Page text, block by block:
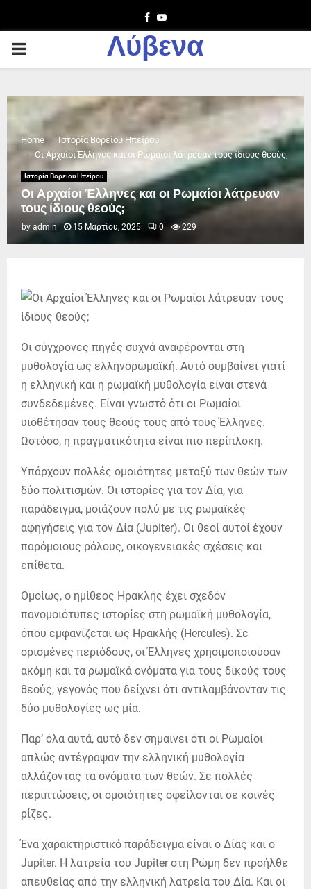
Facebook
Youtube
PRIMARY
Λύβενα
Home
Ιστορία Βορείου Ηπείρου
Οι Αρχαίοι Έλληνες και οι Ρωμαίοι λάτρευαν τους ίδιους θεούς;
Ιστορία Βορείου Ηπείρου
Οι Αρχαίοι Έλληνες και οι Ρωμαίοι λάτρευαν
τους ίδιους θεούς;
by admin 15 Μαρτίου, 2025 0 229
Οι σύγχρονες πηγές συχνά αναφέρονται στη
μυθολογία ως ελληνορωμαϊκή. Αυτό συμβαίνει γιατί
η ελληνική και η ρωμαϊκή μυθολογία είναι στενά
συνδεδεμένες. Είναι γνωστό ότι οι Ρωμαίοι
υιοθέτησαν τους θεούς τους από τους Έλληνες.
Ωστόσο, η πραγματικότητα είναι πιο περίπλοκη.
Υπάρχουν πολλές ομοιότητες μεταξύ των θεών των
δύο πολιτισμών. Οι ιστορίες για τον Δία, για
παράδειγμα, μοιάζουν πολύ με τις ρωμαϊκές
αφηγήσεις για τον Δία (Jupiter). Οι θεοί αυτοί έχουν
παρόμοιους ρόλους, οικογενειακές σχέσεις και
επίθετα.
Ομοίως, ο ημίθεος Ηρακλής έχει σχεδόν
πανομοιότυπες ιστορίες στη ρωμαϊκή μυθολογία,
όπου εμφανίζεται ως Ηρακλής (Hercules). Σε
ορισμένες περιόδους, οι Έλληνες χρησιμοποιούσαν
ακόμη και τα ρωμαϊκά ονόματα για τους δικούς τους
θεούς, γεγονός που δείχνει ότι αντιλαμβάνονταν τις
δύο μυθολογίες ως μία.
Παρ’ όλα αυτά, αυτό δεν σημαίνει ότι οι Ρωμαίοι
απλώς αντέγραψαν την ελληνική μυθολογία
αλλάζοντας τα ονόματα των θεών. Σε πολλές
περιπτώσεις, οι ομοιότητες οφείλονται σε κοινές
ρίζες.
Ένα χαρακτηριστικό παράδειγμα είναι ο Δίας και ο
Jupiter. Η λατρεία του Jupiter στη Ρώμη δεν προήλθε
απευθείας από την ελληνική λατρεία του Δία. Και οι